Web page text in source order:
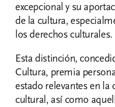
excepcional y su
de la cultura,
los derechos culturales.
Esta distinción,
Cultura, premia
estado relevantes en la
cultural, así como